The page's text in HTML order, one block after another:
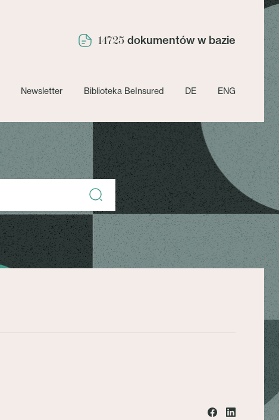
14725 dokumentów w bazie
Newsletter Biblioteka BeInsured DE ENG